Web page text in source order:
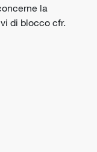
la
di blocco cfr.